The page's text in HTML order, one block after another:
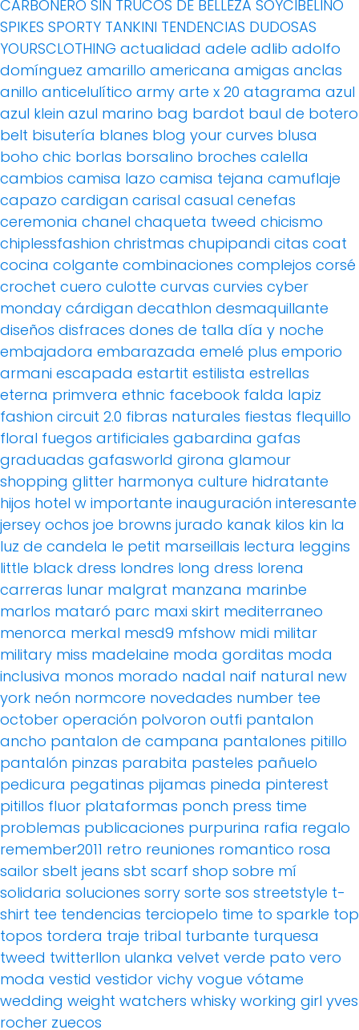
CARBONERO SIN TRUCOS DE BELLEZA SOYCIBELINO
SPIKES SPORTY TANKINI TENDENCIAS DUDOSAS
YOURSCLOTHING actualidad adele adlib adolfo
domínguez amarillo americana amigas anclas
anillo anticelulítico army arte x 20 atagrama azul
azul klein azul marino bag bardot baul de botero
belt bisutería blanes blog your curves blusa
boho chic borlas borsalino broches calella
cambios camisa lazo camisa tejana camuflaje
capazo cardigan carisal casual cenefas
ceremonia chanel chaqueta tweed chicismo
chiplessfashion christmas chupipandi citas coat
cocina colgante combinaciones complejos corsé
crochet cuero culotte curvas curvies cyber
monday cárdigan decathlon desmaquillante
diseños disfraces dones de talla día y noche
embajadora embarazada emelé plus emporio
armani escapada estartit estilista estrellas
eterna primvera ethnic facebook falda lapiz
fashion circuit 2.0 fibras naturales fiestas flequillo
floral fuegos artificiales gabardina gafas
graduadas gafasworld girona glamour
shopping glitter harmonya culture hidratante
hijos hotel w importante inauguración interesante
jersey ochos joe browns jurado kanak kilos kin la
luz de candela le petit marseillais lectura leggins
little black dress londres long dress lorena
carreras lunar malgrat manzana marinbe
marlos mataró parc maxi skirt mediterraneo
menorca merkal mesd9 mfshow midi militar
military miss madelaine moda gorditas moda
inclusiva monos morado nadal naif natural new
york neón normcore novedades number tee
october operación polvoron outfi pantalon
ancho pantalon de campana pantalones pitillo
pantalón pinzas parabita pasteles pañuelo
pedicura pegatinas pijamas pineda pinterest
pitillos fluor plataformas ponch press time
problemas publicaciones purpurina rafia regalo
remember2011 retro reuniones romantico rosa
sailor sbelt jeans sbt scarf shop sobre mí
solidaria soluciones sorry sorte sos streetstyle t-
shirt tee tendencias terciopelo time to sparkle top
topos tordera traje tribal turbante turquesa
tweed twitterllon ulanka velvet verde pato vero
moda vestid vestidor vichy vogue vótame
wedding weight watchers whisky working girl yves
rocher zuecos